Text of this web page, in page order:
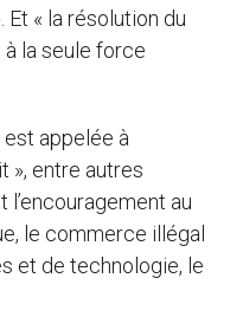
« la résolution du
la seule force
appelée à
», entre autres
l’encouragement au
le commerce illégal
et de technologie, le